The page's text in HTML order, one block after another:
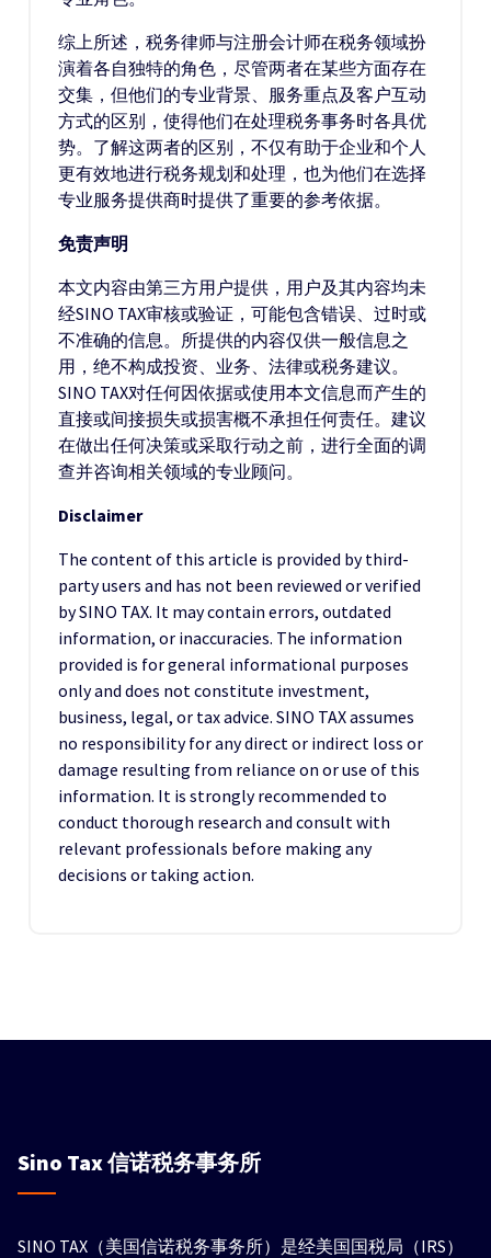
综上所述，税务律师与注册会计师在税务领域扮
演着各自独特的角色，尽管两者在某些方面存在
交集，但他们的专业背景、服务重点及客户互动
方式的区别，使得他们在处理税务事务时各具优
势。了解这两者的区别，不仅有助于企业和个人
更有效地进行税务规划和处理，也为他们在选择
专业服务提供商时提供了重要的参考依据。
免责声明
本文内容由第三方用户提供，用户及其内容均未
经SINO TAX审核或验证，可能包含错误、过时或
不准确的信息。所提供的内容仅供一般信息之
用，绝不构成投资、业务、法律或税务建议。
SINO TAX对任何因依据或使用本文信息而产生的
直接或间接损失或损害概不承担任何责任。建议
在做出任何决策或采取行动之前，进行全面的调
查并咨询相关领域的专业顾问。
Disclaimer
The content of this article is provided by third-
party users and has not been reviewed or verified
by SINO TAX. It may contain errors, outdated
information, or inaccuracies. The information
provided is for general informational purposes
only and does not constitute investment,
business, legal, or tax advice. SINO TAX assumes
no responsibility for any direct or indirect loss or
damage resulting from reliance on or use of this
information. It is strongly recommended to
conduct thorough research and consult with
relevant professionals before making any
decisions or taking action.
Sino Tax信诺税务事务所
SINO TAX（美国信诺税务事务所）是经美国国税局（IRS）